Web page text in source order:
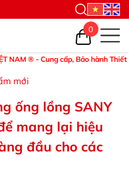
® - Cung cấp, Bảo hành Thiết bị
0
mới
ống lồng SANY
mang lại hiệu
đầu cho các